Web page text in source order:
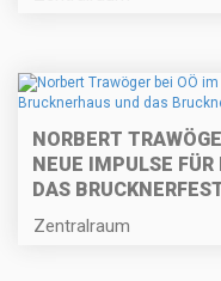
NORBERT
NEUE IMPULSE FÜR
DAS
Zentralraum